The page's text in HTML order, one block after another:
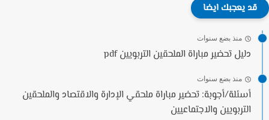
قد يعجبك ايضا
منذ بضع سنوات
دليل تحضير مباراة الملحقين التربويين pdf
منذ بضع سنوات
أسئلة/أجوبة: تحضير مباراة ملحقي الإدارة والاقتصاد والملحقين
التربويين والاجتماعيين